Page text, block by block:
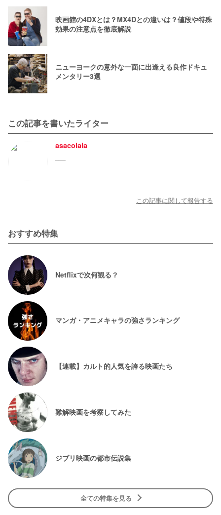
映画館の4DXとは？MX4Dとの違いは？値段や特殊
効果の注意点を徹底解説
ニューヨークの意外な一面に出逢える良作ドキュ
メンタリー3選
この記事を書いたライター
asacolala
この記事に関して報告する
おすすめ特集
Netflixで次何観る？
マンガ・アニメキャラの強さランキング
【連載】カルト的人気を誇る映画たち
難解映画を考察してみた
ジブリ映画の都市伝説集
全ての特集を見る